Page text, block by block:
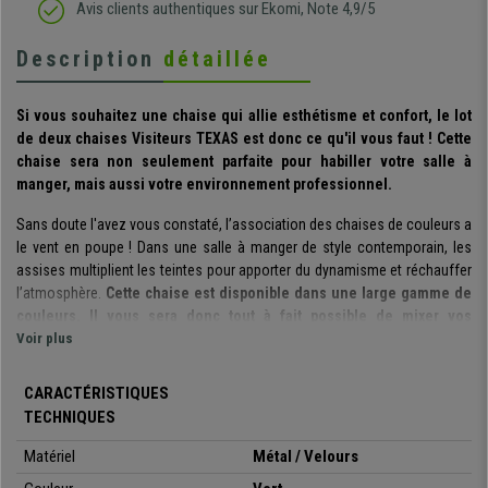
Avis clients authentiques sur Ekomi, Note 4,9/5
Description détaillée
Si vous souhaitez une chaise qui allie esthétisme et confort, le
lot
de deux chaises Visiteurs TEXAS est donc ce qu'il vous faut ! Cette
chaise sera non seulement parfaite pour habiller votre salle à
manger, mais aussi votre environnement professionnel.
Sans doute l'avez vous constaté, l’association des chaises de couleurs a
le vent en poupe ! Dans une salle à manger de style contemporain, les
assises multiplient les teintes pour apporter du dynamisme et réchauffer
l’atmosphère. Cette chaise est disponible dans une large gamme de
couleurs.
Il vous sera donc tout à fait possible de mixer vos
couleurs Coups de Coeur !
velours doux de qualité a été conçu pour un usage quotidien et
durable.
Sa structure à quatre pieds en métal noirassure une grande stabilité et
Voir plus
CARACTÉRISTIQUES
TECHNIQUES
Matériel
Métal / Velours